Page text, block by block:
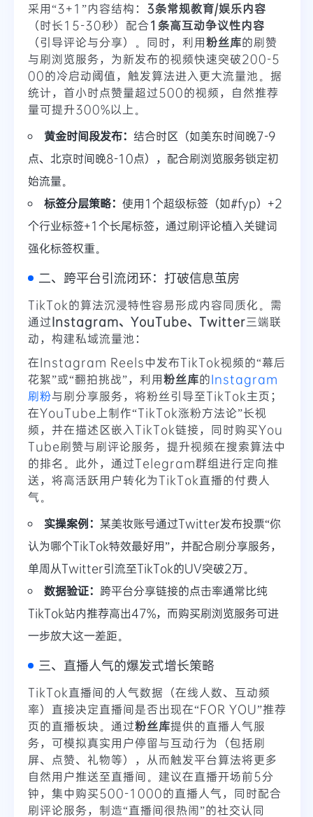
采用“3+1”内容结构： 3条常规教育/娱乐内容
（时长15-30秒）配合1条高互动争议性内容
（引导评论与分享）。同时，利用粉丝库的刷赞
与刷浏览服务，为新发布的视频快速突破200-5
00的冷启动阈值，触发算法进入更大流量池。据
统计，首小时点赞量超过500的视频，自然推荐
量可提升300%以上。
黄金时间段发布： 结合时区（如美东时间晚7-9
点、北京时间晚8-10点），配合刷浏览服务锁定初
始流量。
标签分层策略： 使用1个超级标签（如#fyp）+2
个行业标签+1个长尾标签，通过刷评论植入关键词
强化标签权重。
二、跨平台引流闭环：打破信息茧房
TikTok的算法沉浸特性容易形成内容同质化。需
通过Instagram、YouTube、Twitter三端联
动，构建私域流量池：
在Instagram Reels中发布TikTok视频的“幕后
花絮”或“翻拍挑战”，利用粉丝库的Instagram
刷粉与刷分享服务，将粉丝引导至TikTok主页；
在YouTube上制作“TikTok涨粉方法论”长视
频，并在描述区嵌入TikTok链接，同时购买You
Tube刷赞与刷评论服务，提升视频在搜索算法中
的排名。此外，通过Telegram群组进行定向推
送，将高活跃用户转化为TikTok直播的付费人
气。
实操案例： 某美妆账号通过Twitter发布投票“你
认为哪个TikTok特效最好用”，并配合刷分享服务，
单周从Twitter引流至TikTok的UV突破2万。
数据验证： 跨平台分享链接的点击率通常比纯
TikTok站内推荐高出47%，而购买刷浏览服务可进
一步放大这一差距。
三、直播人气的爆发式增长策略
TikTok直播间的人气数据（在线人数、互动频
率）直接决定直播间是否出现在“FOR YOU”推荐
页的直播板块。通过粉丝库提供的直播人气服
务，可模拟真实用户停留与互动行为（包括刷
屏、点赞、礼物等），从而触发平台算法将更多
自然用户推送至直播间。建议在直播开场前5分
钟，集中购买500-1000的直播人气，同时配合
刷评论服务，制造“直播间很热闹”的社交认同